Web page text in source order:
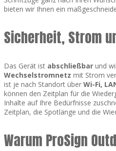
bieten wir Ihnen ein
Sicherheit, Strom
Das Gerät ist abschließbar und
Wechselstromnetz mit Strom
ist je nach Standort über Wi-Fi,
können den Zeitplan für die
Inhalte auf Ihre Bedürfnisse
Zeitplan, die Spotlänge und die
Warum ProSign